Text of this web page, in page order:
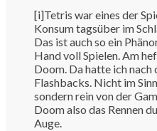
[i]Tetris war eines der
Konsum tagsüber im
Das ist auch so ein
Hand voll Spielen. Am
Doom. Da hatte ich
Flashbacks. Nicht im
sondern rein von der
Doom also das Rennen
Auge.